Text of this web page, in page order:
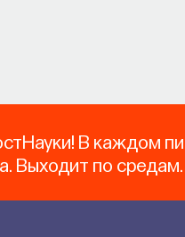
В каждом
Выходит по средам.